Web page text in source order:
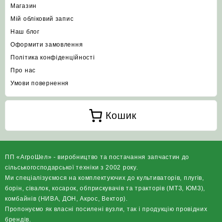
Магазин
Мій обліковий запис
Наш блог
Оформити замовлення
Політика конфіденційності
Про нас
Умови повернення
Кошик
ПП «АгроШел» - виробництво та постачання запчастин до
сільськогосподарської техніки з 2002 року.
Ми спеціалізуємося на комплектуючих до культиваторів, плугів,
борін, сівалок, косарок, обприскувачів та тракторів (МТЗ, ЮМЗ),
комбайнів (НИВА, ДОН, Акрос, Вектор).
Пропонуємо як власні посилені вузли, так і продукцію провідних
брендів.